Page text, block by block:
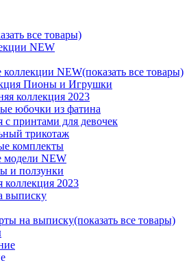
все товары)
NEW
NEW(показать все товары)
Пионы и Игрушки
коллекция 2023
юбочки из фатина
с принтами для девочек
трикотаж
комплекты
модели NEW
и ползунки
коллекция 2023
выписку
на выписку(показать все товары)